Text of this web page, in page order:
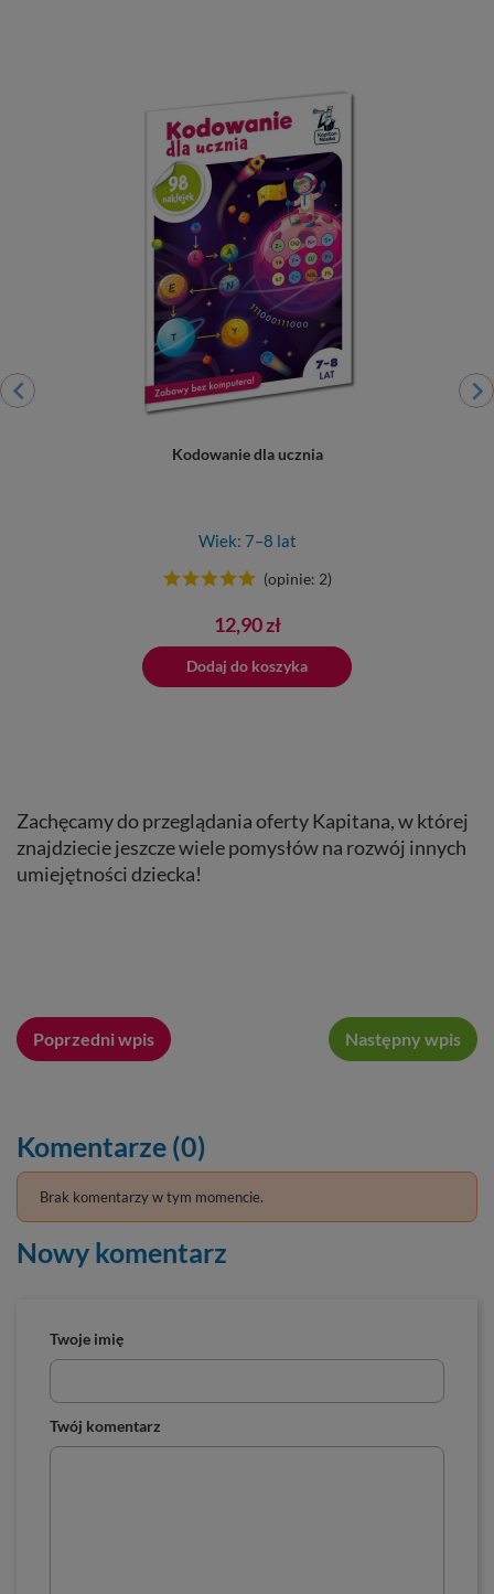
Kodowanie dla ucznia
Wiek: 7–8 lat
(opinie: 2)
Cena
12,90 zł
Dodaj do koszyka
Zachęcamy do przeglądania oferty Kapitana, w której
znajdziecie jeszcze wiele pomysłów na rozwój innych
umiejętności dziecka!
Poprzedni wpis Następny wpis
Komentarze (0)
Brak komentarzy w tym momencie.
Nowy komentarz
Twoje imię
Twój komentarz